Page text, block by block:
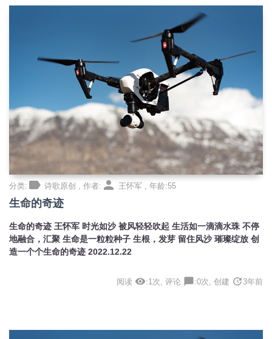
分类: label 诗歌原创 , 作者: person 王怀军 , 年龄:55
生命的奇迹
生命的奇迹 王怀军 时光如沙 被风轻轻吹起 生活如一滴滴水珠 不停
地融合，汇聚 生命是一粒粒种子 生根，发芽 留住风沙 璀璨绽放 创
造一个个生命的奇迹 2022.12.22
阅读 visibility:1次, 评论 :0次, 创建 update 3年前